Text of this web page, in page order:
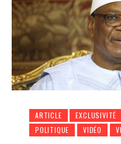
ARTICLE EXCLUSIVITÉ
POLITIQUE
VIDÉO